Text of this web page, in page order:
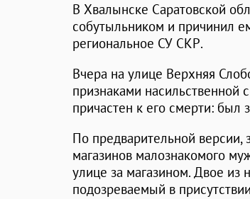
В Хвалынске Саратовской
собутыльником и причинил
региональное СУ СКР.
Вчера на улице Верхняя
признаками насильственной
причастен к его смерти: был
По предварительной версии,
магазинов малознакомого
улице за магазином. Двое из
подозреваемый в